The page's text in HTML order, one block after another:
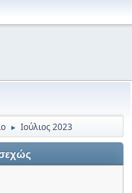
► Ιούλιος 2023